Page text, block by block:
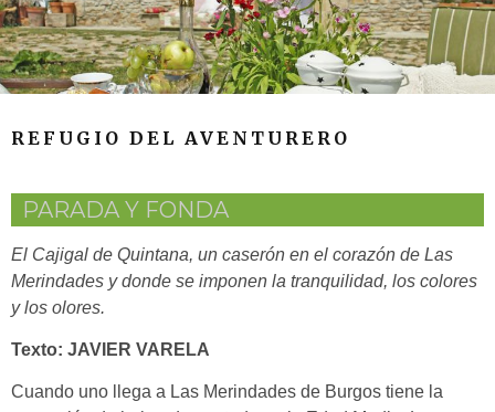
REFUGIO DEL AVENTURERO
PARADA Y FONDA
El Cajigal de Quintana, un caserón en el corazón de Las
Merindades y donde se imponen la tranquilidad, los colores
y los olores.
Texto: JAVIER VARELA
Cuando uno llega a Las Merindades de Burgos tiene la